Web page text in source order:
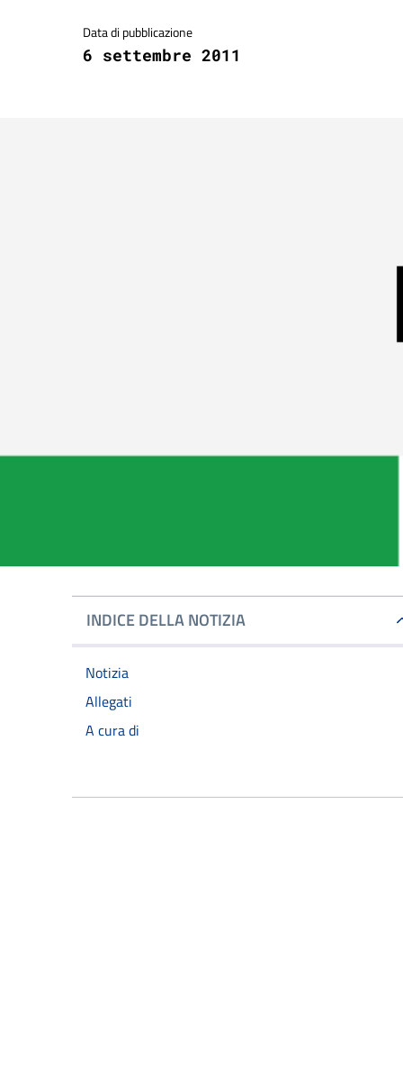
Data di pubblicazione
6 settembre 2011
INDICE DELLA NOTIZIA
Notizia
Allegati
A cura di